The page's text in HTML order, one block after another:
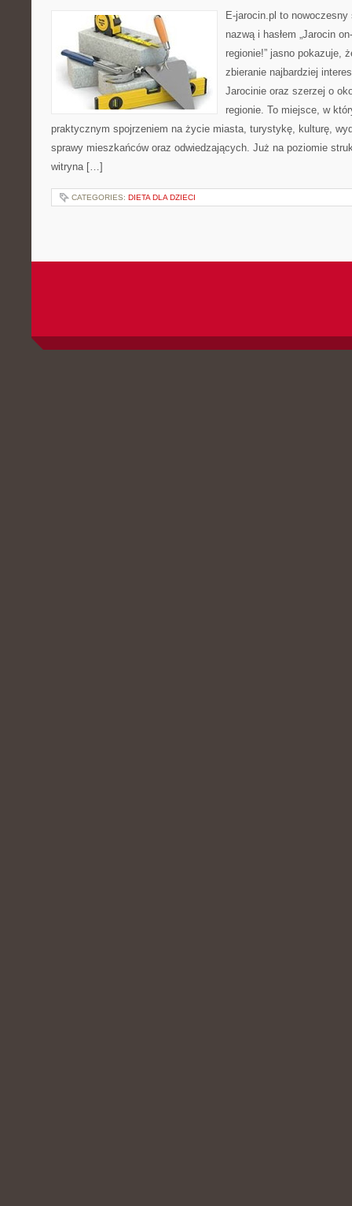
E-jarocin.pl to
nazwą i hasłem „Jarocin
regionie!” jasno pokazuje,
zbieranie najbardziej
Jarocinie oraz szerzej o
regionie. To miejsce, w
praktycznym spojrzeniem na życie miasta, turystykę, kulturę,
sprawy mieszkańców oraz odwiedzających. Już na poziomie
witryna […]
CATEGORIES: DIETA DLA DZIECI